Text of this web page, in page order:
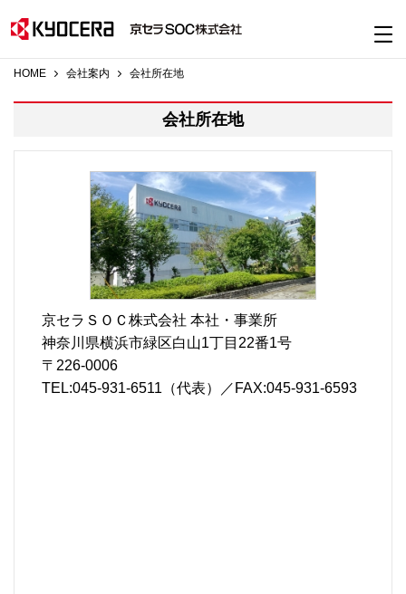
HOME 会社案内 会社所在地
会社所在地
京セラＳＯＣ株式会社 本社・事業所
神奈川県横浜市緑区白山1丁目22番1号
〒226-0006
TEL:045-931-6511（代表）／FAX:045-931-6593